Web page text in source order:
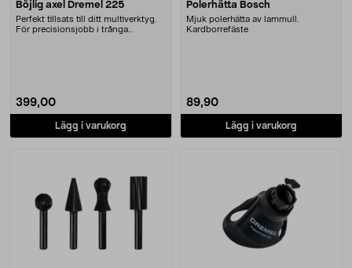
Böjlig axel Dremel 225
Perfekt tillsats till ditt multiverktyg.
För precisionsjobb i trånga
399,00
Lägg i varukorg
Polerhätta Bosch
Mjuk polerhätta av lammull.
Kardborrefäste
89,90
Lägg i varukorg